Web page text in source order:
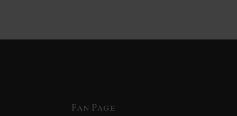
Fan Page